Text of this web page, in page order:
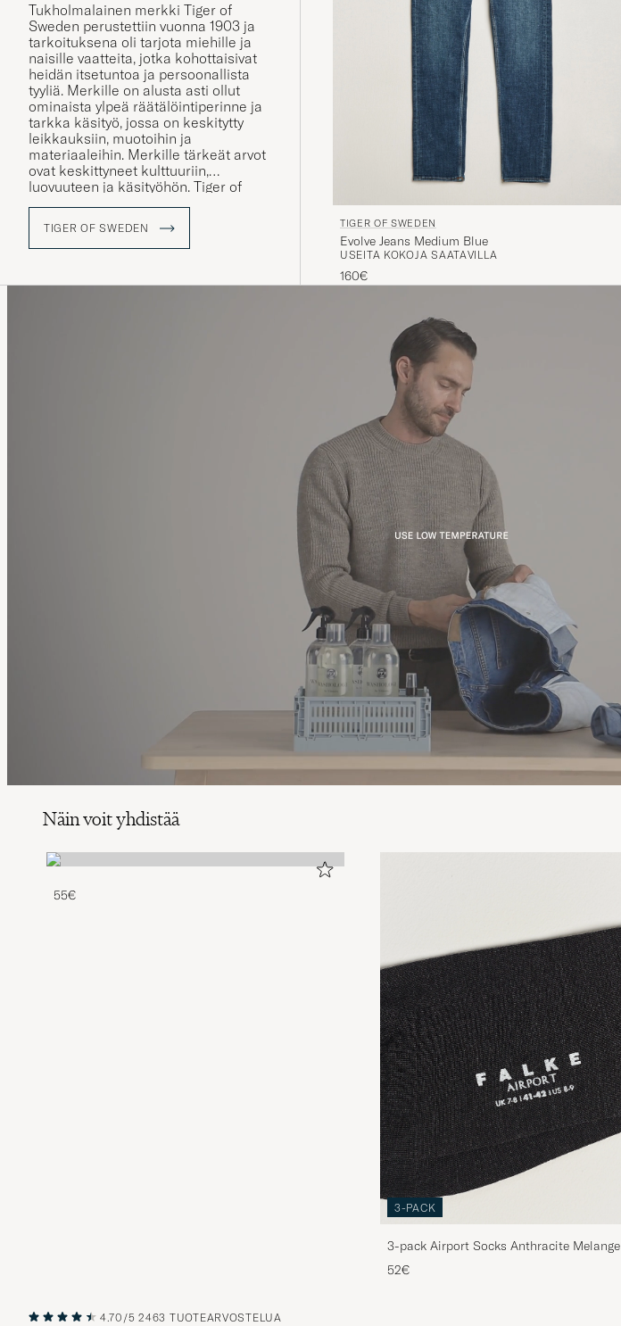
Tukholmalainen merkki Tiger of
Sweden perustettiin vuonna 1903 ja
tarkoituksena oli tarjota miehille ja
naisille vaatteita, jotka kohottaisivat
heidän itsetuntoa ja persoonallista
tyyliä. Merkille on alusta asti ollut
ominaista ylpeä räätälöintiperinne ja
tarkka käsityö, jossa on keskitytty
leikkauksiin, muotoihin ja
materiaaleihin. Merkille tärkeät arvot
ovat keskittyneet kulttuuriin,
luovuuteen ja käsityöhön. Tiger of
Sweden pyrkii kehittymään jatkuvasti
henkistenkin arvojen kohdalla.
TIGER OF SWEDEN TIGER OF SWEDEN
Evolve Jeans Medium Blue
USEITA KOKOJA SAATAVILLA
160€
Näin voit yhdistää
55€
3-PACK
3-pack Airport Socks Anthracite Melange
52€
4.70/5 2463 TUOTEARVOSTELUA